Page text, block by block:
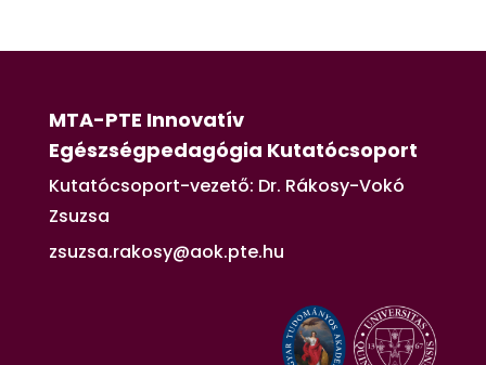
MTA-PTE Innovatív
Egészségpedagógia Kutatócsoport
Kutatócsoport-vezető: Dr. Rákosy-Vokó
Zsuzsa
zsuzsa.rakosy@aok.pte.hu